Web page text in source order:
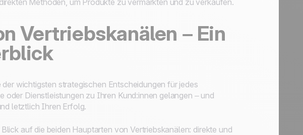
Methoden, um Produkte zu vermarkten und zu verkaufen.
Vertriebskanälen – Ein
wichtigsten strategischen Entscheidungen für jedes
oder Dienstleistungen zu Ihren Kund:innen gelangen – und
letztlich Ihren Erfolg.
auf die beiden Hauptarten von Vertriebskanälen: direkte und